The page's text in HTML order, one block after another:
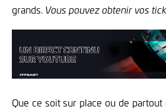
grands. Vous pouvez obtenir vos
Que ce soit sur place ou de